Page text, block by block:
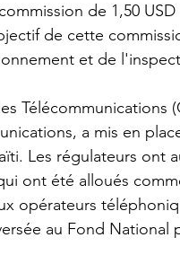
de 1,50
de cette
et de
Télécommunications
a mis en
Les régulateurs ont
ont été alloués
opérateurs
au Fond National